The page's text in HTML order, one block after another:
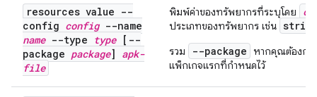
resources value --
config config--name
name--type type[--
package package] apk-
file
พิมพ์ค่าของทรัพยากรที่ระบุโดย
ประเภทของทรัพยากร เช่น
รวม --package หากคุณต้องกา
แพ็กเกจแรกที่กำหนดไว้